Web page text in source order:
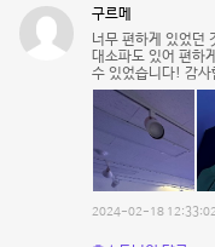
구르메
너무 편하게 있었던
대소파도 있어 편하
수 있었습니다! 감
2024-02-18 12:33:02